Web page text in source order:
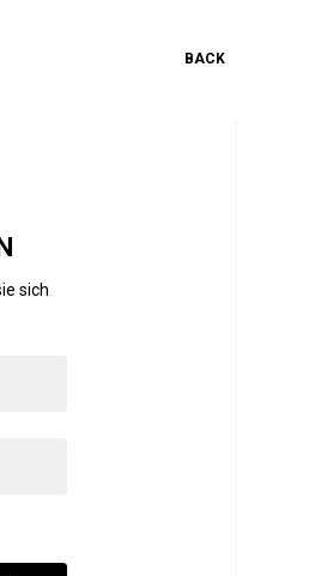
BACK
sich